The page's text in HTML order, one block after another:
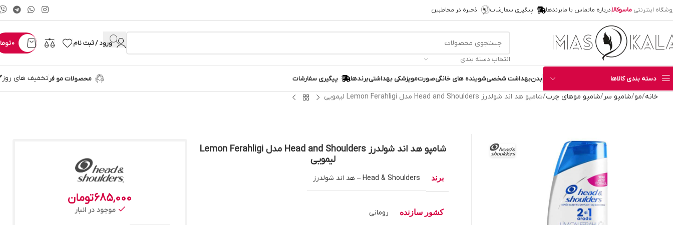
اینترنتی ماسوکالادرباره ماتماس با مابرندها پیگیری سفارشات ذخیره در مخاطبین
انتخاب دسته بندی
ورود / ثبت نام 0
دسته بندی کالاها بدنبهداشت شخصیشوینده های خانگیصورتموپزشکی بهداشتیبرندها پیگیری سفارشات محصولات مو فر تخفیف های روز
خانه مو شامپو سر شامپو موهای چرب شامپو هد اند شولدرز Head and Shoulders مدل Lemon Ferahligi لیمویی
شامپو هد اند شولدرز Head and Shoulders مدل Lemon Ferahligi
لیمویی
برند Head & Shoulders – هد اند شولدرز
کشور سازنده رومانی
685,000تومان
موجود در انبار